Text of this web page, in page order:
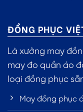
ĐỒNG PHỤC
Là xưởng may
may đo quần áo
loại đồng phục
May đồng phục